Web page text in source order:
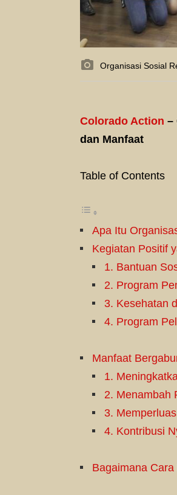
Organisasi Sosial
Colorado Action –
dan Manfaat
Table of Contents
Apa Itu
Kegiatan Positif
1. Bantuan
2. Program
3. Kesehatan
4. Program
Manfaat
1.
2. Menambah
3.
4. Kontribusi
Bagaimana